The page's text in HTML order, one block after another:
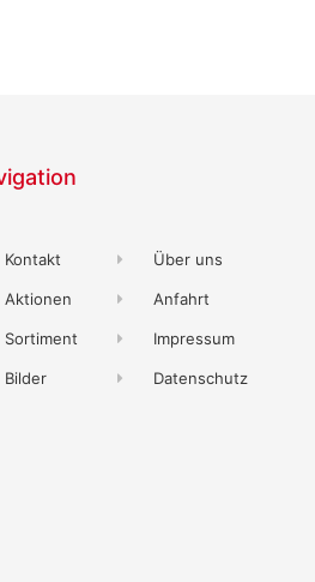
Kontakt
Aktionen
Sortiment
Bilder
Über uns
Anfahrt
Impressum
Datenschutz